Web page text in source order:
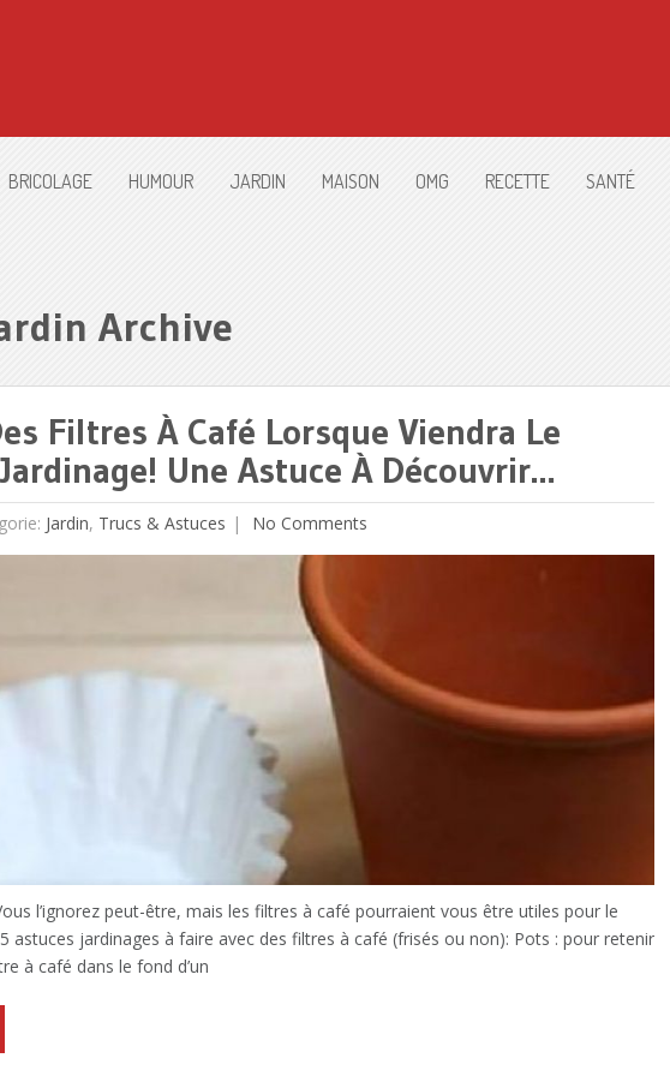
BRICOLAGE HUMOUR JARDIN MAISON OMG RECETTE SANTÉ
Archive
Filtres À Café Lorsque Viendra Le
Une Astuce À Découvrir…
Jardin, Trucs & Astuces No Comments
l’ignorez peut-être, mais les filtres à café pourraient vous être utiles pour le
astuces jardinages à faire avec des filtres à café (frisés ou non): Pots : pour retenir
à café dans le fond d’un